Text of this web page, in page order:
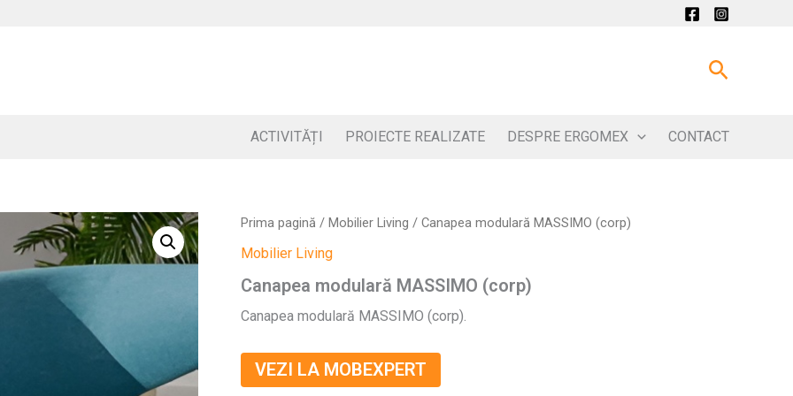
Search
ACTIVITĂȚI PROIECTE REALIZATE DESPRE ERGOMEX CONTACT
Prima pagină / Mobilier Living / Canapea modulară MASSIMO (corp)
Mobilier Living
Canapea modulară MASSIMO (corp)
Canapea modulară MASSIMO (corp).
VEZI LA MOBEXPERT